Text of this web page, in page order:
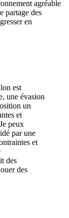
agréable
partage des
en
est
une évasion
un
et
peux
par une
et
des
des